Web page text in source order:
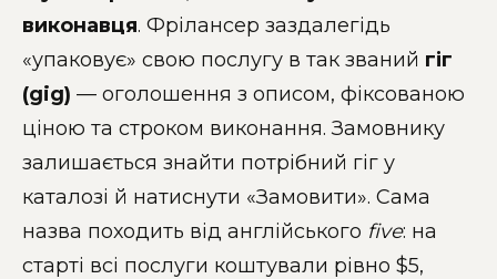
виконавця. Фрілансер заздалегідь
«упаковує» свою послугу в так званий гіг
(gig) — оголошення з описом, фіксованою
ціною та строком виконання. Замовнику
залишається знайти потрібний гіг у
каталозі й натиснути «Замовити». Сама
назва походить від англійського five: на
старті всі послуги коштували рівно $5,